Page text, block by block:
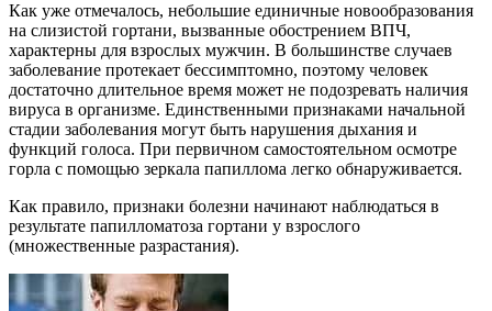
Как уже отмечалось, небольшие единичные новообразования
на слизистой гортани, вызванные обострением ВПЧ,
характерны для взрослых мужчин. В большинстве случаев
заболевание протекает бессимптомно, поэтому человек
достаточно длительное время может не подозревать наличия
вируса в организме. Единственными признаками начальной
стадии заболевания могут быть нарушения дыхания и
функций голоса. При первичном самостоятельном осмотре
горла с помощью зеркала папиллома легко обнаруживается.
Как правило, признаки болезни начинают наблюдаться в
результате папилломатоза гортани у взрослого
(множественные разрастания).